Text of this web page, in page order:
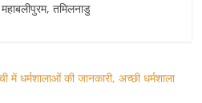
तमिलनाडु
की जानकारी, अच्छी धर्मशाला